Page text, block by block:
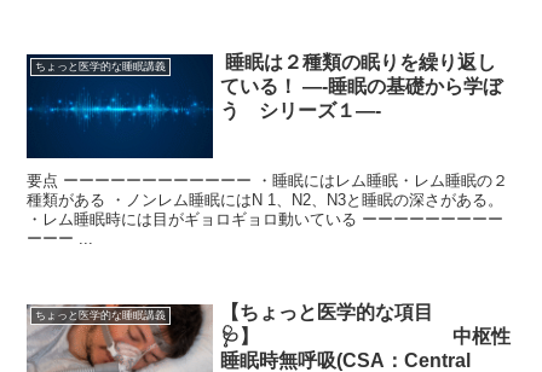
ちょっと医学的な睡眠講義
睡眠は２種類の眠りを繰り返し
ている！ —-睡眠の基礎から学ぼ
う シリーズ１—-
要点 ーーーーーーーーーーーー ・睡眠にはレム睡眠・レム睡眠の２
種類がある ・ノンレム睡眠にはN 1、N2、N3と睡眠の深さがある。
・レム睡眠時には目がギョロギョロ動いている ーーーーーーーーー
ーーー ...
ちょっと医学的な睡眠講義
【ちょっと医学的な項目
🩺】 中枢性
睡眠時無呼吸(CSA：Central